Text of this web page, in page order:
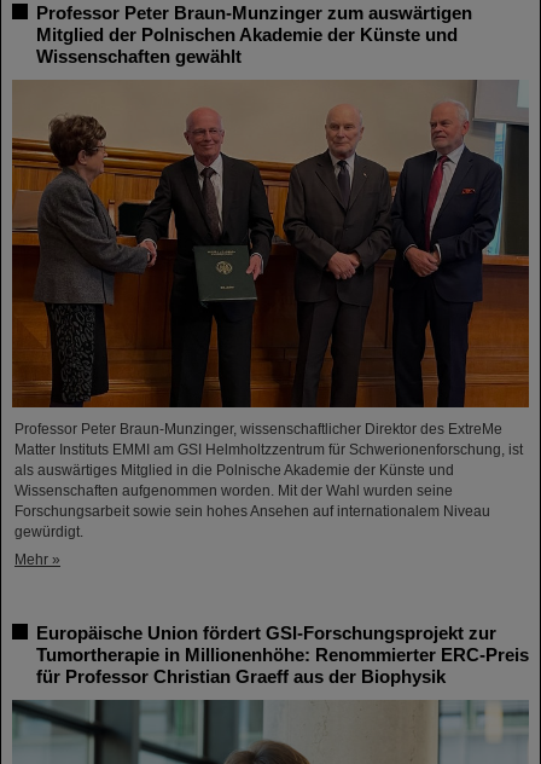
Professor Peter Braun-Munzinger zum auswärtigen
Mitglied der Polnischen Akademie der Künste und
Wissenschaften gewählt
Professor Peter Braun-Munzinger, wissenschaftlicher Direktor des ExtreMe
Matter Instituts EMMI am GSI Helmholtzzentrum für Schwerionenforschung, ist
als auswärtiges Mitglied in die Polnische Akademie der Künste und
Wissenschaften aufgenommen worden. Mit der Wahl wurden seine
Forschungsarbeit sowie sein hohes Ansehen auf internationalem Niveau
gewürdigt.
Mehr »
Europäische Union fördert GSI-Forschungsprojekt zur
Tumortherapie in Millionenhöhe: Renommierter ERC-Preis
für Professor Christian Graeff aus der Biophysik